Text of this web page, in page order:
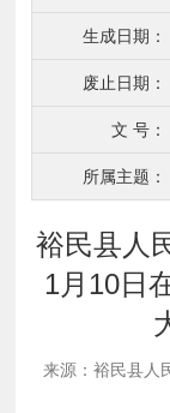
生成日期：
废止日期：
文 号：
所属主题：
裕民县人
1月10日
来源：裕民县人